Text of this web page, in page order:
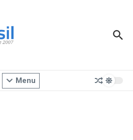
Menu